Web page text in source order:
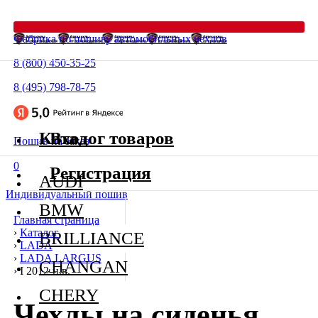
Фабрика по пошиву автомобильных чехлов
8 (800) 450-35-25
8 (495) 798-78-75
Пошив на заказ
0
Индивидуальный пошив
Главная страница
› Каталог
› LADA
› LADA LARGUS
› I 2012-н.в.
Каталог товаров
AUDI
BMW
BRILLIANCE
CHANGAN
CHERY
Вход
Регистрация